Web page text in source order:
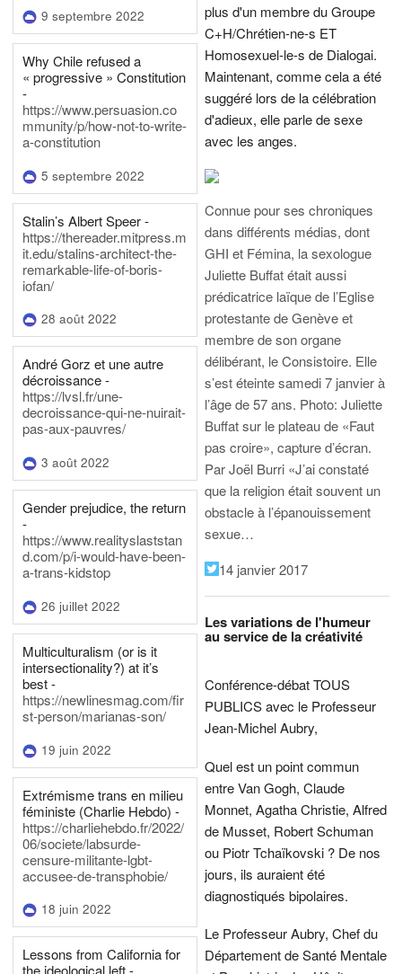
9 septembre 2022
Why Chile refused a
« progressive » Constitution
-
https://www.persuasion.co
mmunity/p/how-not-to-write-
a-constitution
5 septembre 2022
Stalin’s Albert Speer -
https://thereader.mitpress.m
it.edu/stalins-architect-the-
remarkable-life-of-boris-
iofan/
28 août 2022
André Gorz et une autre
décroissance -
https://lvsl.fr/une-
decroissance-qui-ne-nuirait-
pas-aux-pauvres/
3 août 2022
Gender prejudice, the return
-
https://www.realityslaststan
d.com/p/i-would-have-been-
a-trans-kidstop
26 juillet 2022
Multiculturalism (or is it
intersectionality?) at it’s
best -
https://newlinesmag.com/fir
st-person/marianas-son/
19 juin 2022
Extrémisme trans en milieu
féministe (Charlie Hebdo) -
https://charliehebdo.fr/2022/
06/societe/labsurde-
censure-militante-lgbt-
accusee-de-transphobie/
18 juin 2022
Lessons from California for
plus d'un membre du Groupe
C+H/Chrétien-ne-s ET
Homosexuel-le-s de Dialogai.
Maintenant, comme cela a été
suggéré lors de la célébration
d'adieux, elle parle de sexe
avec les anges.
Connue pour ses chroniques
dans différents médias, dont
GHI et Fémina, la sexologue
Juliette Buffat était aussi
prédicatrice laïque de l’Eglise
protestante de Genève et
membre de son organe
délibérant, le Consistoire. Elle
s’est éteinte samedi 7 janvier à
l’âge de 57 ans. Photo: Juliette
Buffat sur le plateau de «Faut
pas croire», capture d’écran.
Par Joël Burri «J’ai constaté
que la religion était souvent un
obstacle à l’épanouissement
sexue…
14 janvier 2017
Les variations de l'humeur
au service de la créativité
Conférence-débat TOUS
PUBLICS avec le Professeur
Jean-Michel Aubry,
Quel est un point commun
entre Van Gogh, Claude
Monnet, Agatha Christie, Alfred
de Musset, Robert Schuman
ou Piotr Tchaïkovski ? De nos
jours, ils auraient été
diagnostiqués bipolaires.
Le Professeur Aubry, Chef du
Département de Santé Mentale